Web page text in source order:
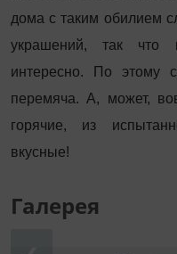
дома с таким обилием
украшений, так что
интересно. По этому
перемяча. А, может,
горячие, из
вкусные!
Галерея